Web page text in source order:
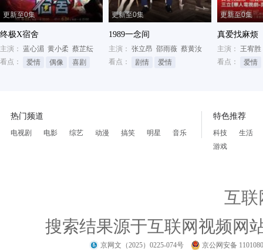
更新至0集
终极X宿舍
主演： 蓝心湄 黄小柔 蔡芷纭
看点：
爱情 偶像 喜剧
更新至0集
1989一念间
主演： 张立昂 邵雨薇 蔡黄汝
看点：
剧情 爱情
更新至0集
真爱找麻烦
主演： 王宥胜
看点：
爱情
热门频道
电视剧 电影 综艺 动漫 搞笑 明星 音乐
特色推荐
科技
生活
游戏
互联
搜索结果源于互联网视频网
京网文（2025）0225-074号 京公网安备